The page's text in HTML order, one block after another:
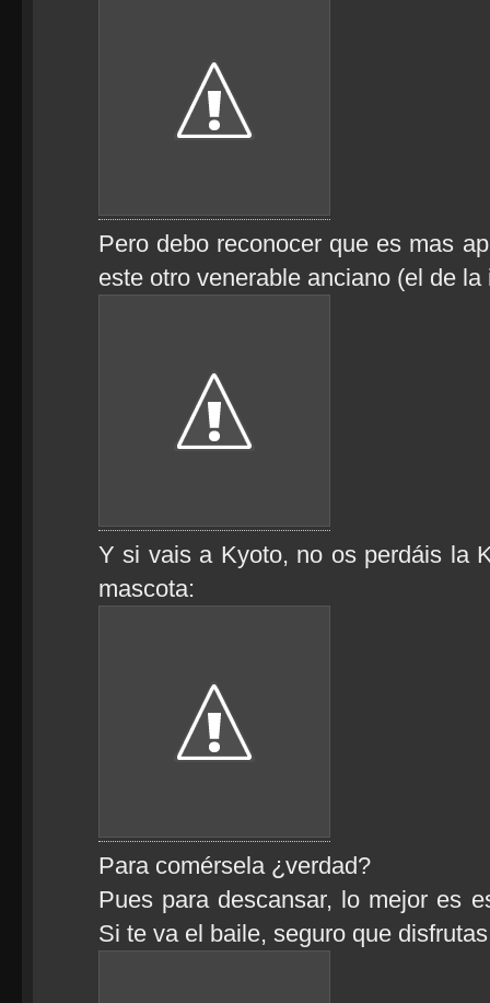
Pero debo reconocer que es mas
este otro venerable anciano (el de
Y si vais a Kyoto, no os perdáis la
mascota:
Para comérsela ¿verdad?
Pues para descansar, lo mejor es
Si te va el baile, seguro que